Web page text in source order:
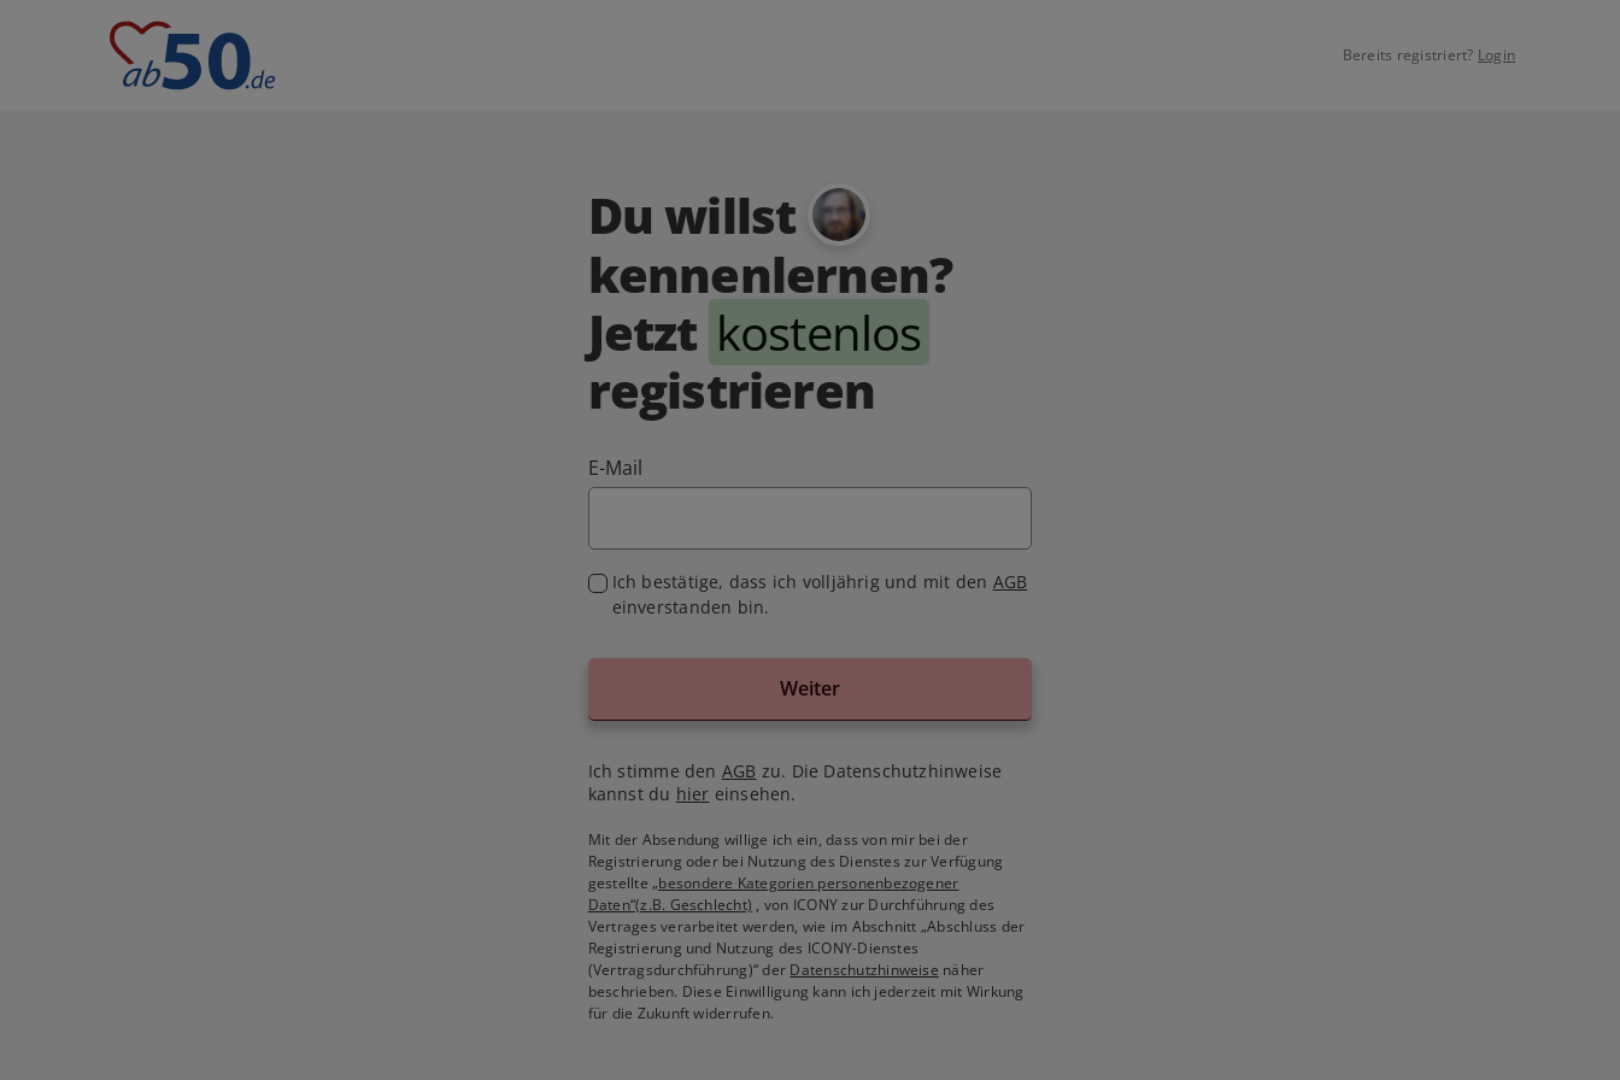
Bereits registriert? Login
Du willst
kennenlernen?
Jetzt kostenlos
registrieren
E-Mail
Ich bestätige, dass ich volljährig und mit den AGB
einverstanden bin.
Weiter
Ich stimme den AGB zu. Die Datenschutzhinweise
kannst du hier einsehen.
Mit der Absendung willige ich ein, dass von mir bei der
Registrierung oder bei Nutzung des Dienstes zur Verfügung
gestellte„besondere Kategorien personenbezogener
Daten“(z.B. Geschlecht) , von ICONY zur Durchführung des
Vertrages verarbeitet werden, wie im Abschnitt „Abschluss der
Registrierung und Nutzung des ICONY-Dienstes
(Vertragsdurchführung)“ der Datenschutzhinweise näher
beschrieben. Diese Einwilligung kann ich jederzeit mit Wirkung
für die Zukunft widerrufen.